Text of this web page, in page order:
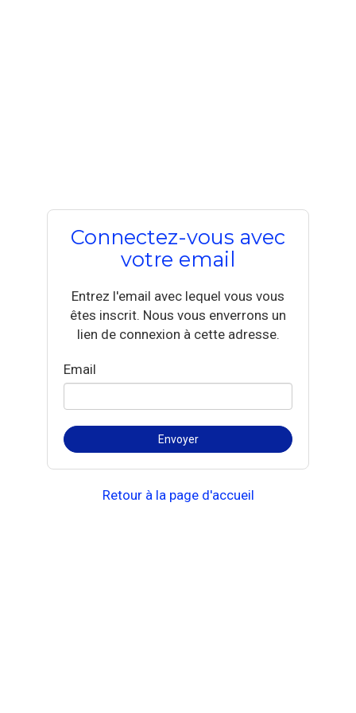
Connectez-vous avec
votre email
Entrez l'email avec lequel vous vous
êtes inscrit. Nous vous enverrons un
lien de connexion à cette adresse.
Email
Retour à la page d'accueil